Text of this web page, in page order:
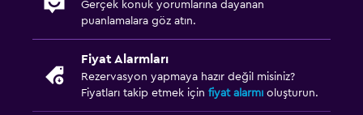
Park ve ulaşım
Ücretsiz otopark
Özel park yeri
Shuttle servisi (ek ücret uygulanır)
Gerçek konuk yorumlarına dayanan
puanlamalara göz atın.
Fiyat Alarmları
Rezervasyon yapmaya hazır değil misiniz?
Fiyatları takip etmek için fiyat alarmı oluşturun.